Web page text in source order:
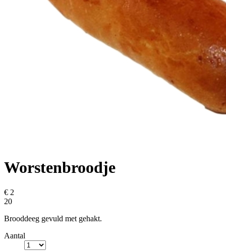
Worstenbroodje
€ 2
20
Brooddeeg gevuld met gehakt.
Aantal